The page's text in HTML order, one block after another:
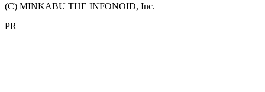
(C) MINKABU THE INFONOID, Inc.
PR